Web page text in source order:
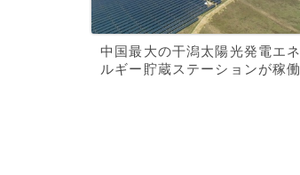
中国最大の干潟太陽光発電エネ
ルギー貯蔵ステーションが稼働